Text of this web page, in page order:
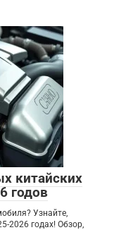
китайских
годов
Узнайте,
2026 годах! Обзор,